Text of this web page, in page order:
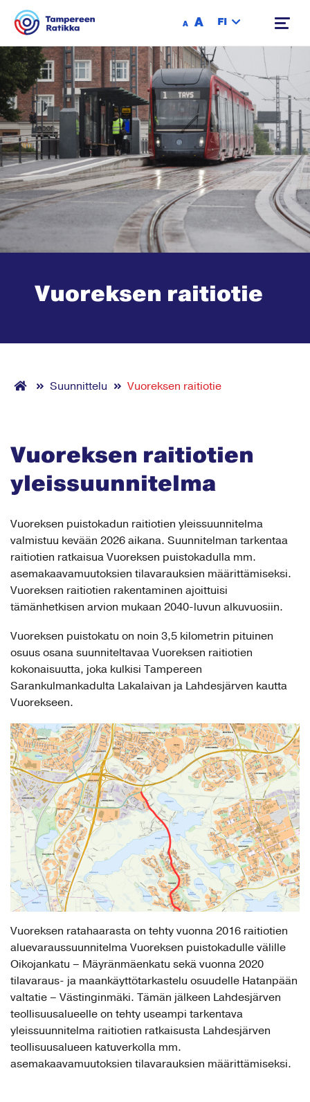
A A FI
Vuoreksen raitiotie
Suunnittelu Vuoreksen raitiotie
Vuoreksen raitiotien
yleissuunnitelma
Vuoreksen puistokadun raitiotien yleissuunnitelma
valmistuu kevään 2026 aikana. Suunnitelman tarkentaa
raitiotien ratkaisua Vuoreksen puistokadulla mm.
asemakaavamuutoksien tilavarauksien määrittämiseksi.
Vuoreksen raitiotien rakentaminen ajoittuisi
tämänhetkisen arvion mukaan 2040-luvun alkuvuosiin.
Vuoreksen puistokatu on noin 3,5 kilometrin pituinen
osuus osana suunniteltavaa Vuoreksen raitiotien
kokonaisuutta, joka kulkisi Tampereen
Sarankulmankadulta Lakalaivan ja Lahdesjärven kautta
Vuorekseen.
Vuoreksen ratahaarasta on tehty vuonna 2016 raitiotien
aluevaraussuunnitelma Vuoreksen puistokadulle välille
Oikojankatu – Mäyränmäenkatu sekä vuonna 2020
tilavaraus- ja maankäyttötarkastelu osuudelle Hatanpään
valtatie – Västinginmäki. Tämän jälkeen Lahdesjärven
teollisuusalueelle on tehty useampi tarkentava
yleissuunnitelma raitiotien ratkaisusta Lahdesjärven
teollisuusalueen katuverkolla mm.
asemakaavamuutoksien tilavarauksien määrittämiseksi.